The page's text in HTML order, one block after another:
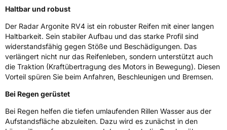
C-ReifenJa
Für Anhänger geeignetJa
EU Label
EffizienzD
Haltbar und robust
Der Radar Argonite RV4 ist ein robuster Reifen mit einer langen
Haltbarkeit. Sein stabiler Aufbau und das starke Profil sind
widerstandsfähig gegen Stöße und Beschädigungen. Das
verlängert nicht nur das Reifenleben, sondern unterstützt auch
die Traktion (Kraftübertragung des Motors in Bewegung). Diesen
Vorteil spüren Sie beim Anfahren, Beschleunigen und Bremsen.
Bei Regen gerüstet
Bei Regen helfen die tiefen umlaufenden Rillen Wasser aus der
Aufstandsfläche abzuleiten. Dazu wird es zunächst in den